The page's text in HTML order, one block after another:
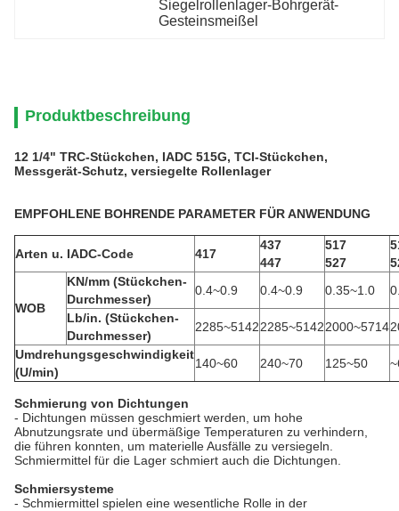
Siegelrollenlager-Bohrgerät-
Gesteinsmeißel
Produktbeschreibung
12 1/4" TRC-Stückchen, IADC 515G, TCI-Stückchen,
Messgerät-Schutz, versiegelte Rollenlager
EMPFOHLENE BOHRENDE PARAMETER FÜR ANWENDUNG
Arten u. IADC-Code 417
437
447
517
527
WOB
KN/mm (Stückchen-
Durchmesser)
0.4~0.9 0.4~0.9 0.35~1.0
Lb/in. (Stückchen-
Durchmesser)
2285~51422285~51422000~5714
Umdrehungsgeschwindigkeit
(U/min)
140~60 240~70 125~50
Schmierung von Dichtungen
- Dichtungen müssen geschmiert werden, um hohe
Abnutzungsrate und übermäßige Temperaturen zu verhindern,
die führen konnten, um materielle Ausfälle zu versiegeln.
Schmiermittel für die Lager schmiert auch die Dichtungen.
Schmiersysteme
- Schmiermittel spielen eine wesentliche Rolle in der